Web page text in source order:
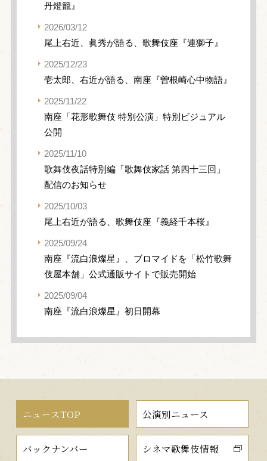
丹燈籠』
2026/03/12
尾上右近、眞秀が語る、歌舞伎座『連獅子』
2025/12/23
壱太郎、右近が語る、南座『曽根崎心中物語』
2025/11/22
南座「花形歌舞伎 特別公演」特別ビジュアル
公開
2025/11/10
歌舞伎夜話特別編「歌舞伎家話 第四十三回」
配信のお知らせ
2025/10/03
尾上右近が語る、歌舞伎座『義経千本桜』
2025/09/24
南座『流白浪燦星』、ブロマイドを「松竹歌舞
伎屋本舗」公式通販サイトで販売開始
2025/09/04
南座『流白浪燦星』初日開幕
ニュースTOP 公演別ニュース
バックナンバー シネマ歌舞伎情報